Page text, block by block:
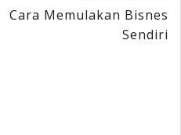
Cara Memulakan Bisnes
Sendiri